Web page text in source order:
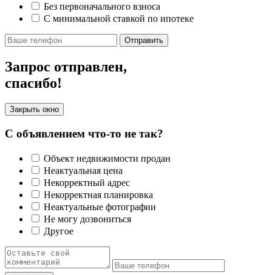
Без первоначального взноса
С минимальной ставкой по ипотеке
Отправить
Запрос отправлен,
спасибо!
Закрыть окно
С объявлением что-то не так?
Объект недвижимости продан
Неактуальная цена
Некорректный адрес
Некорректная планировка
Неактуальные фотографии
Не могу дозвониться
Другое